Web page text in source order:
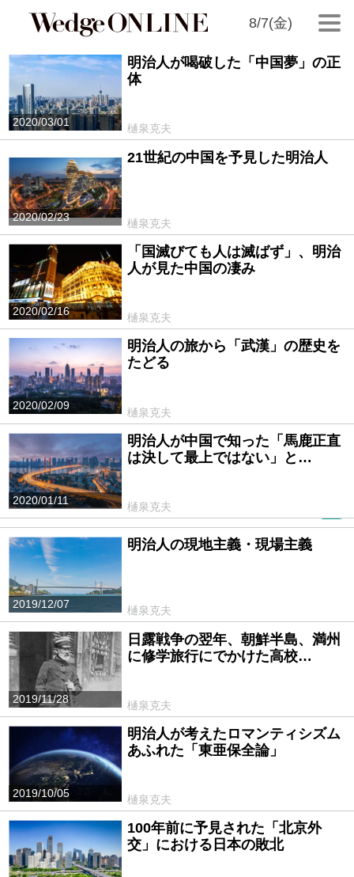
8/7(金)
2020/03/01
明治人が喝破した「中国夢」の正
体
樋泉克夫
2020/02/23
21世紀の中国を予見した明治人
樋泉克夫
2020/02/16
「国滅びても人は滅ばず」、明治
人が見た中国の凄み
樋泉克夫
2020/02/09
明治人の旅から「武漢」の歴史を
たどる
樋泉克夫
2020/01/11
明治人が中国で知った「馬鹿正直
は決して最上ではない」と…
樋泉克夫
2019/12/07
明治人の現地主義・現場主義
樋泉克夫
2019/11/28
日露戦争の翌年、朝鮮半島、満州
に修学旅行にでかけた高校…
樋泉克夫
2019/10/05
明治人が考えたロマンティシズム
あふれた「東亜保全論」
樋泉克夫
100年前に予見された「北京外
交」における日本の敗北